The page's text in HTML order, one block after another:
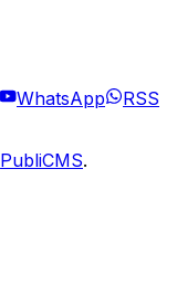
WhatsApp RSS
PubliCMS.